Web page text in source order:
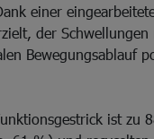
einer
der
Bewegungsablauf
ist zu